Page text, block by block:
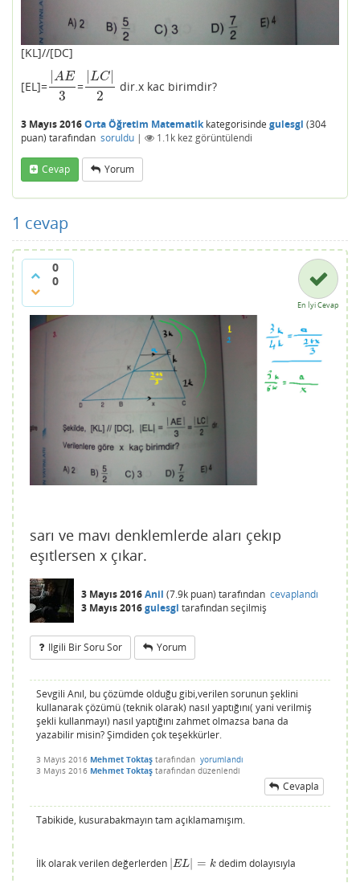
[KL]//[DC]
[EL]=
|AE
3
|AE3 =
|LC
2
|LC|2 dir.x kac birimdir?
3 Mayıs 2016Orta Öğretim Matematikkategorisinde gulesgl (304
puan) tarafından soruldu | 1.1k kez görüntülendi
Cevap Yorum
1 cevap
0
0
En İyi Cevap
sarı ve mavı denklemlerde aları çekıp
eşıtlersen x çıkar.
3 Mayıs 2016Anil (7.9k puan) tarafından cevaplandı
3 Mayıs 2016gulesgl tarafındanseçilmiş
Ilgili Bir Soru Sor Yorum
Sevgili Anıl, bu çözümde olduğu gibi,verilen sorunun şeklini
kullanarak çözümü (teknik olarak) nasıl yaptığını( yani verilmiş
şekli kullanmayı) nasıl yaptığını zahmet olmazsa bana da
yazabilir misin? Şimdiden çok teşekkürler.
3 Mayıs 2016 Mehmet Toktaş tarafından yorumlandı
3 Mayıs 2016 Mehmet Toktaş tarafından düzenlendi
Cevapla
Tabikide, kusurabakmayın tam açıklamamışım.
İlk olarak verilen değerlerden EL = k
|EL| k dedim dolayısıyla